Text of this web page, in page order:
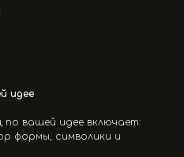
идее
по вашей идее включает:
формы, символики и